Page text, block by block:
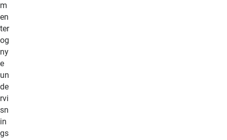
m
en
ter
og
ny
e
un
de
rvi
sn
in
gs